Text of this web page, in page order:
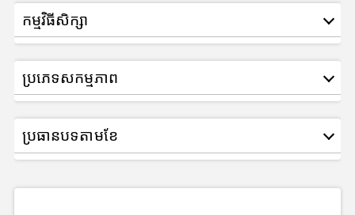
កម្មវិធីសិក្សា
ប្រភេទសកម្មភាព
ប្រធានបទតាមខែ